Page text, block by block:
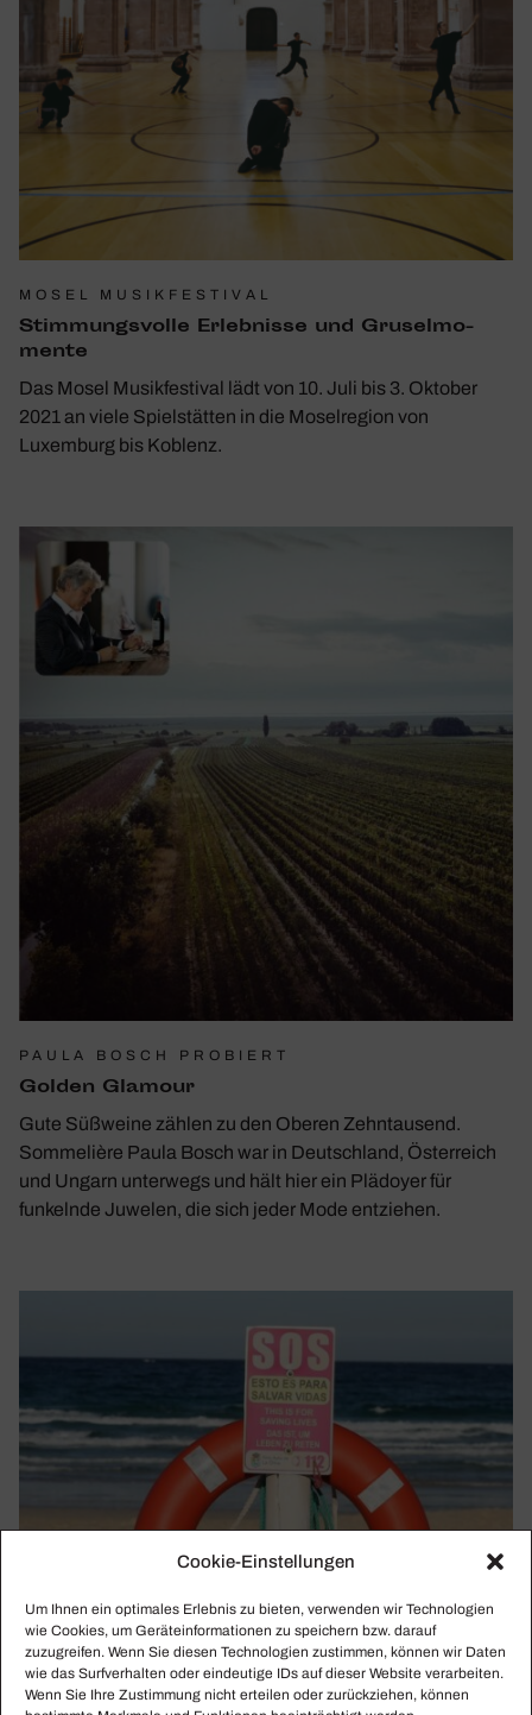
Cookie-Einstellungen
Um Ihnen ein optimales Erlebnis zu bieten, verwenden wir Technologien
wie Cookies, um Geräteinformationen zu speichern bzw. darauf
zuzugreifen. Wenn Sie diesen Technologien zustimmen, können wir Daten
wie das Surfverhalten oder eindeutige IDs auf dieser Website verarbeiten.
Wenn Sie Ihre Zustimmung nicht erteilen oder zurückziehen, können
MOSEL MUSIKFESTIVAL
Stim­mungs­volle Erleb­nisse und Grusel­mo­
mente
Das Mosel Musikfestival lädt von 10. Juli bis 3. Oktober
2021 an viele Spielstätten in die Moselregion von
Luxemburg bis Koblenz.
PAULA BOSCH PROBIERT
Golden Glamour
Gute Süßweine zählen zu den Oberen Zehntausend.
Sommelière Paula Bosch war in Deutschland, Österreich
und Ungarn unterwegs und hält hier ein Plädoyer für
funkelnde Juwelen, die sich jeder Mode entziehen.